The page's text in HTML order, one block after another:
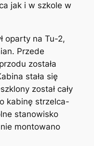
jak i w szkole w
oparty na Tu-2,
Przede
została
stała się
został cały
kabinę strzelca-
stanowisko
montowano